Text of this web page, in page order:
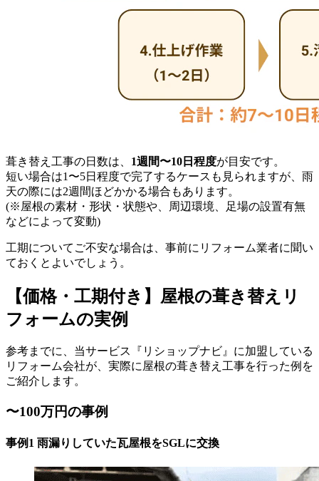
葺き替え工事の日数は、 1週間〜10日程度が目安です。
短い場合は1〜5日程度で完了するケースも見られますが、雨
天の際には2週間ほどかかる場合もあります。
(※屋根の素材・形状・状態や、周辺環境、足場の設置有無
などによって変動)
工期についてご不安な場合は、事前にリフォーム業者に聞い
ておくとよいでしょう。
【価格・工期付き】屋根の葺き替えリ
フォームの実例
参考までに、当サービス『リショップナビ』に加盟している
リフォーム会社が、実際に屋根の葺き替え工事を行った例を
ご紹介します。
〜100万円の事例
事例1 雨漏りしていた瓦屋根をSGLに交換